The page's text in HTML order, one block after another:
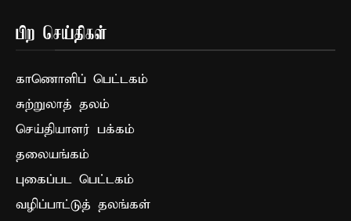
பிற செய்திகள்
காணொளிப் பெட்டகம்
சுற்றுலாத் தலம்
செய்தியாளர் பக்கம்
தலையங்கம்
புகைப்பட பெட்டகம்
வழிப்பாட்டுத் தலங்கள்